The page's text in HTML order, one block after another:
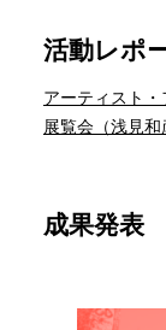
活動レポ
アーティスト
展覧会（浅見和
成果発表